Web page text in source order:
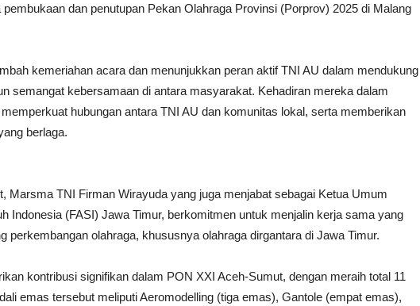
dan penutupan Pekan Olahraga Provinsi (Porprov) 2025 di Malang
kemeriahan acara dan menunjukkan peran aktif TNI AU dalam mendukung
semangat kebersamaan di antara masyarakat. Kehadiran mereka dalam
hubungan antara TNI AU dan komunitas lokal, serta memberikan
berlaga.
Marsma TNI Firman Wirayuda yang juga menjabat sebagai Ketua Umum
Indonesia (FASI) Jawa Timur, berkomitmen untuk menjalin kerja sama yang
perkembangan olahraga, khususnya olahraga dirgantara di Jawa Timur.
kontribusi signifikan dalam PON XXI Aceh-Sumut, dengan meraih total 11
emas tersebut meliputi Aeromodelling (tiga emas), Gantole (empat emas),